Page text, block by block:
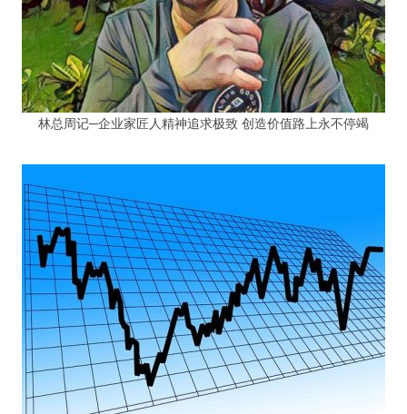
林总周记─企业家匠人精神追求极致 创造价值路上永不停竭